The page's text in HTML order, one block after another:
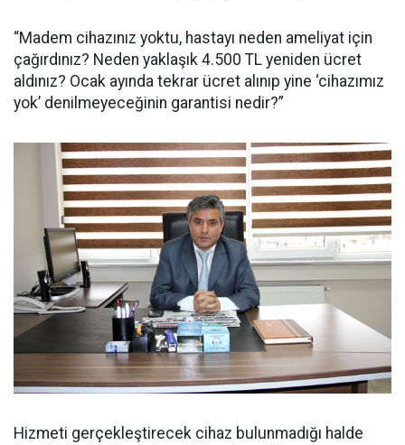
“Madem cihazınız yoktu, hastayı neden ameliyat için
çağırdınız? Neden yaklaşık 4.500 TL yeniden ücret
aldınız? Ocak ayında tekrar ücret alınıp yine ‘cihazımız
yok’ denilmeyeceğinin garantisi nedir?”
Hizmeti gerçekleştirecek cihaz bulunmadığı halde